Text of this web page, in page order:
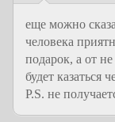
еще можно
человека
подарок, а от
будет казаться
P.S. не